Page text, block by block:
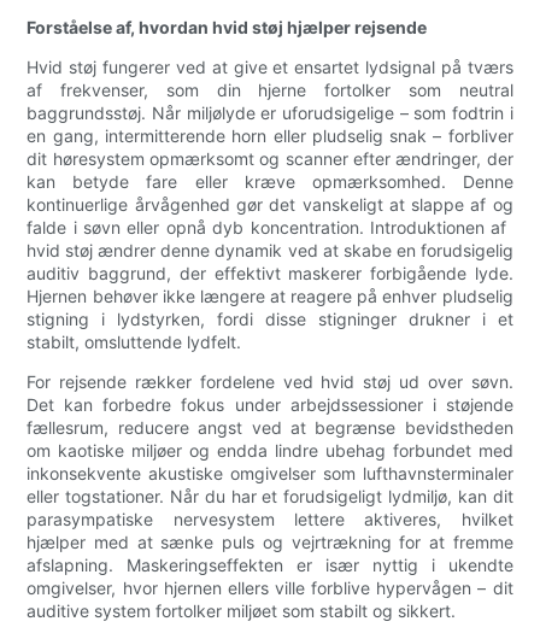
Forståelse af, hvordan hvid støj hjælper rejsende
Hvid støj fungerer ved at give et ensartet lydsignal på tværs
af frekvenser, som din hjerne fortolker som neutral
baggrundsstøj. Når miljølyde er uforudsigelige – som fodtrin i
en gang, intermitterende horn eller pludselig snak – forbliver
dit høresystem opmærksomt og scanner efter ændringer, der
kan betyde fare eller kræve opmærksomhed. Denne
kontinuerlige årvågenhed gør det vanskeligt at slappe af og
falde i søvn eller opnå dyb koncentration. Introduktionen af ​​
hvid støj ændrer denne dynamik ved at skabe en forudsigelig
auditiv baggrund, der effektivt maskerer forbigående lyde.
Hjernen behøver ikke længere at reagere på enhver pludselig
stigning i lydstyrken, fordi disse stigninger drukner i et
stabilt, omsluttende lydfelt.
For rejsende rækker fordelene ved hvid støj ud over søvn.
Det kan forbedre fokus under arbejdssessioner i støjende
fællesrum, reducere angst ved at begrænse bevidstheden
om kaotiske miljøer og endda lindre ubehag forbundet med
inkonsekvente akustiske omgivelser som lufthavnsterminaler
eller togstationer. Når du har et forudsigeligt lydmiljø, kan dit
parasympatiske nervesystem lettere aktiveres, hvilket
hjælper med at sænke puls og vejrtrækning for at fremme
afslapning. Maskeringseffekten er især nyttig i ukendte
omgivelser, hvor hjernen ellers ville forblive hypervågen – dit
auditive system fortolker miljøet som stabilt og sikkert.